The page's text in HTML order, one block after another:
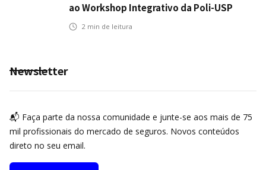
ao Workshop Integrativo da Poli-USP
2 min de leitura
Newsletter
📬 Faça parte da nossa comunidade e junte-se aos mais de 75
mil profissionais do mercado de seguros. Novos conteúdos
direto no seu email.